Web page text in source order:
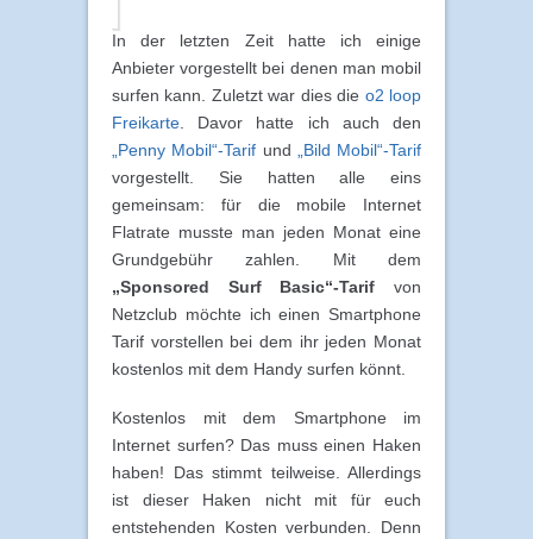
In der letzten Zeit hatte ich einige
Anbieter vorgestellt bei denen man mobil
surfen kann. Zuletzt war dies die o2 loop
Freikarte . Davor hatte ich auch den
„Penny Mobil“-Tarif und
„Bild Mobil“-Tarif
vorgestellt. Sie hatten alle eins
gemeinsam: für die mobile Internet
Flatrate musste man jeden Monat eine
Grundgebühr zahlen. Mit dem
„Sponsored Surf Basic“-Tarif von
Netzclub möchte ich einen Smartphone
Tarif vorstellen bei dem ihr jeden Monat
kostenlos mit dem Handy surfen könnt.
Kostenlos mit dem Smartphone im
Internet surfen? Das muss einen Haken
haben! Das stimmt teilweise. Allerdings
ist dieser Haken nicht mit für euch
entstehenden Kosten verbunden. Denn